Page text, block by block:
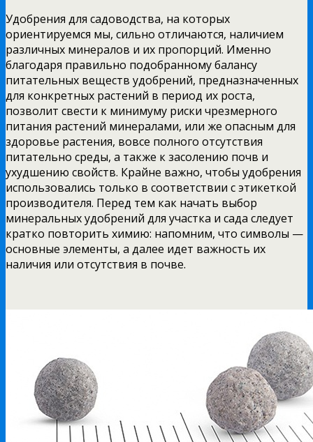
Удобрения для садоводства, на которых
ориентируемся мы, сильно отличаются, наличием
различных минералов и их пропорций. Именно
благодаря правильно подобранному балансу
питательных веществ удобрений, предназначенных
для конкретных растений в период их роста,
позволит свести к минимуму риски чрезмерного
питания растений минералами, или же опасным для
здоровье растения, вовсе полного отсутствия
питательно среды, а также к засолению почв и
ухудшению свойств. Крайне важно, чтобы удобрения
использовались только в соответствии с этикеткой
производителя. Перед тем как начать выбор
минеральных удобрений для участка и сада следует
кратко повторить химию: напомним, что символы —
основные элементы, а далее идет важность их
наличия или отсутствия в почве.